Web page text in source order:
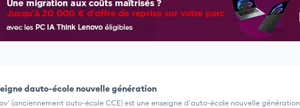
dauto-école nouvelle génération
(anciennement auto-école CCE) est une enseigne d'auto-école nouvelle